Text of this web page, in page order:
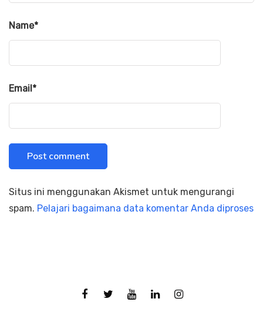
Name*
Email*
Situs ini menggunakan Akismet untuk mengurangi
spam. Pelajari bagaimana data komentar Anda diproses